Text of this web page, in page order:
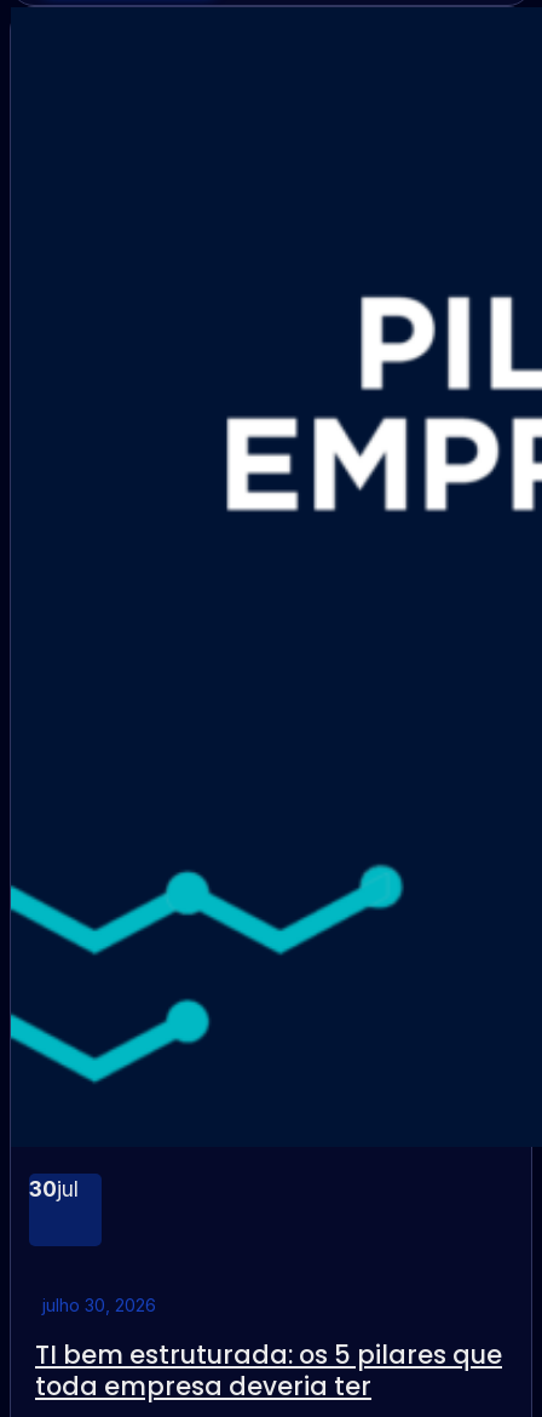
30jul
julho 30, 2026
TI bem estruturada: os 5 pilares que
toda empresa deveria ter